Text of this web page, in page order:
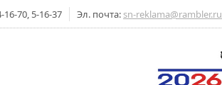
70, 5-16-37 Эл. почта: sn-reklama@rambler.ru